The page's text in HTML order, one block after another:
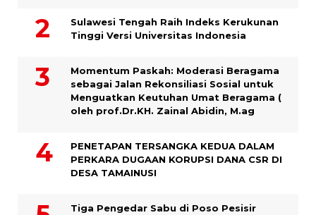
Sulawesi Tengah Raih Indeks Kerukunan
Tinggi Versi Universitas Indonesia
Momentum Paskah: Moderasi Beragama
sebagai Jalan Rekonsiliasi Sosial untuk
Menguatkan Keutuhan Umat Beragama (
oleh prof.Dr.KH. Zainal Abidin, M.ag
PENETAPAN TERSANGKA KEDUA DALAM
PERKARA DUGAAN KORUPSI DANA CSR DI
DESA TAMAINUSI
Tiga Pengedar Sabu di Poso Pesisir